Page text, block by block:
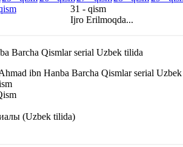
31 - qism
Ijro Erilmoqda...
ibn Hanba Barcha Qismlar serial Uzbek
(Uzbek tilida)